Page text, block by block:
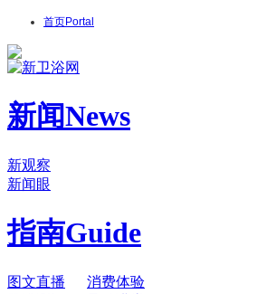
首页Portal
新闻News
新观察
新闻眼
指南Guide
图文直播
消费体验